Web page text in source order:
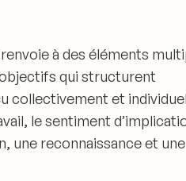
à des éléments
qui structurent
collectivement et
le sentiment
une reconnaissance et une